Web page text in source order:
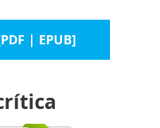
| EPUB]